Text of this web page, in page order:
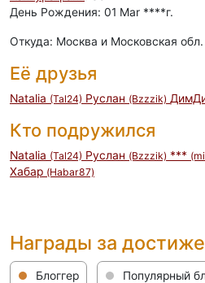
День Рождения: 01 Mar ****г.
Откуда: Москва и Московская обл.
Её друзья
Natalia (Tal24) Руслан (Bzzzik)
Кто подружился
Natalia (Tal24) Руслан (Bzzzik) ***
Хабар (Habar87)
Награды за
Блоггер Популярный